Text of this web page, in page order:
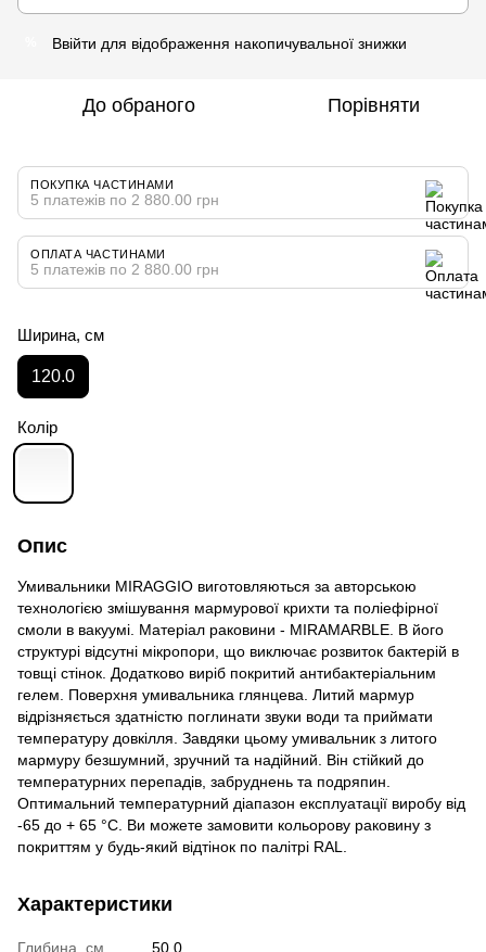
Ввійти для відображення накопичувальної знижки
До обраного Порівняти
ПОКУПКА ЧАСТИНАМИ
5 платежів по 2 880.00 грн
ОПЛАТА ЧАСТИНАМИ
5 платежів по 2 880.00 грн
Ширина, см
120.0
Колір
Опис
Умивальники MIRAGGIO виготовляються за авторською
технологією змішування мармурової крихти та поліефірної
смоли в вакуумі. Матеріал раковини - MIRAMARBLE. В його
структурі відсутні мікропори, що виключає розвиток бактерій в
товщі стінок. Додатково виріб покритий антибактеріальним
гелем. Поверхня умивальника глянцева. Литий мармур
відрізняється здатністю поглинати звуки води та приймати
температуру довкілля. Завдяки цьому умивальник з литого
мармуру безшумний, зручний та надійний. Він стійкий до
температурних перепадів, забруднень та подряпин.
Оптимальний температурний діапазон експлуатації виробу від
-65 до + 65 °C. Ви можете замовити кольорову раковину з
покриттям у будь-який відтінок по палітрі RAL.
Характеристики
Глибина, см 50.0